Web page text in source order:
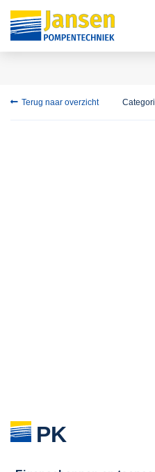
Terug naar overzicht
PK